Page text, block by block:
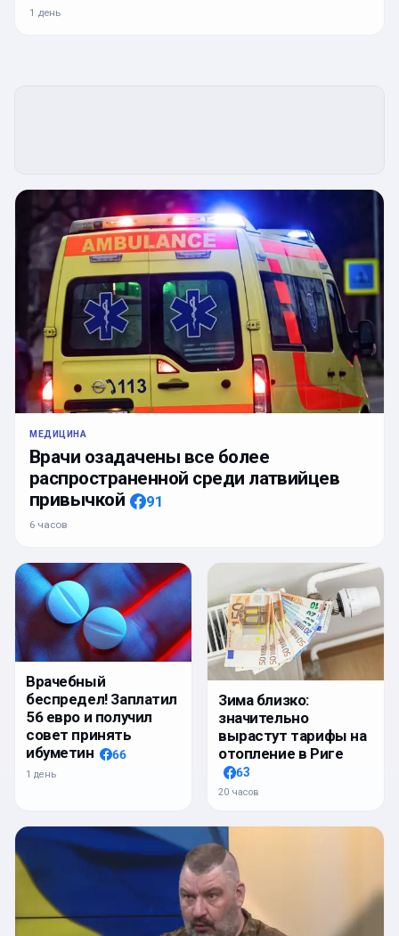
1 день
МЕДИЦИНА
Врачи озадачены все более
распространенной среди латвийцев
привычкой
91
6 часов
Врачебный
беспредел! Заплатил
56 евро и получил
совет принять
ибуметин
66
1 день
Зима близко:
значительно
вырастут тарифы на
отопление в Риге
63
20 часов